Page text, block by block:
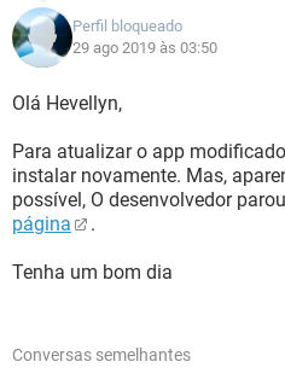
Perfil bloqueado
29 ago 2019 às 03:50
Olá Hevellyn,
Para atualizar o app
instalar novamente. Mas,
possível, O desenvolvedor
página
.
Tenha um bom dia
Conversas semelhantes